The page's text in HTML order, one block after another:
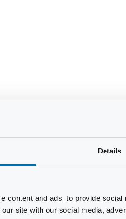
Details
content and ads, to provide
site with our social media,